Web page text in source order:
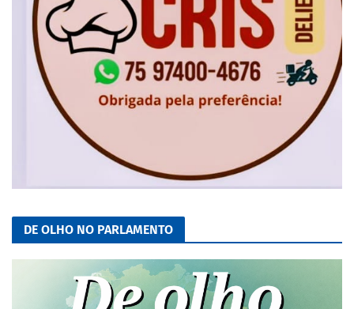
DE OLHO NO PARLAMENTO